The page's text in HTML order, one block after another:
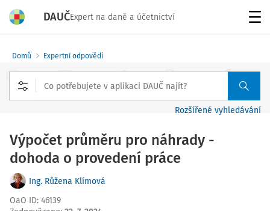
DAUČExpert na daně a účetnictví
Domů Expertní odpovědi
Rozšířené vyhledávání
Výpočet průměru pro náhrady -
dohoda o provedení práce
Ing. Růžena Klímová
OaO ID: 46139